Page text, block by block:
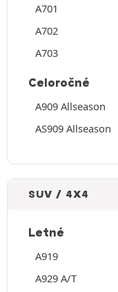
A701
A702
A703
Celoročné
A909 Allseason
AS909 Allseason
SUV / 4X4
Letné
A919
A929 A/T